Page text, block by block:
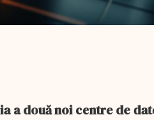
a două noi centre de